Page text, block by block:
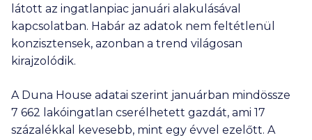
látott az ingatlanpiac januári alakulásával
kapcsolatban. Habár az adatok nem feltétlenül
konzisztensek, azonban a trend világosan
kirajzolódik.
A Duna House adatai szerint januárban mindössze
7 662 lakóingatlan cserélhetett gazdát, ami 17
százalékkal kevesebb, mint egy évvel ezelőtt. A